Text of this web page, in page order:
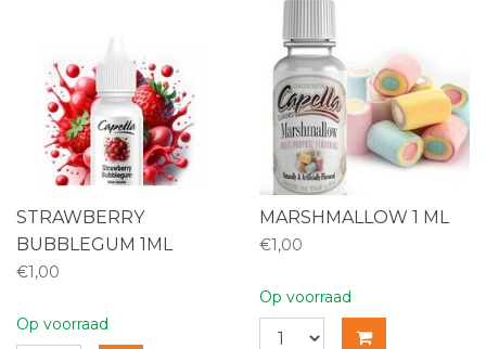
STRAWBERRY
BUBBLEGUM 1ML
€1,00
Op voorraad
MARSHMALLOW 1 ML
€1,00
Op voorraad